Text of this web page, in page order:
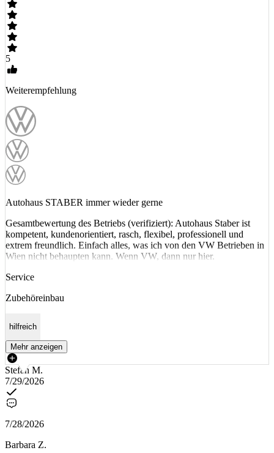
5
Weiterempfehlung
Autohaus STABER immer wieder gerne
Gesamtbewertung des Betriebs (verifiziert): Autohaus Staber ist
kompetent, kundenorientiert, rasch, flexibel, professionell und
extrem freundlich. Einfach alles, was ich von den VW Betrieben in
Wien nicht behaupten kann. Wenn VW, dann nur hier.
Service
Zubehöreinbau
hilfreich
Mehr anzeigen
Stefan M.
7/29/2026
7/28/2026
Barbara Z.